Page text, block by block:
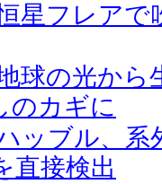
星フレアで
球の光か
のカギに
ッブル、系
直接検出